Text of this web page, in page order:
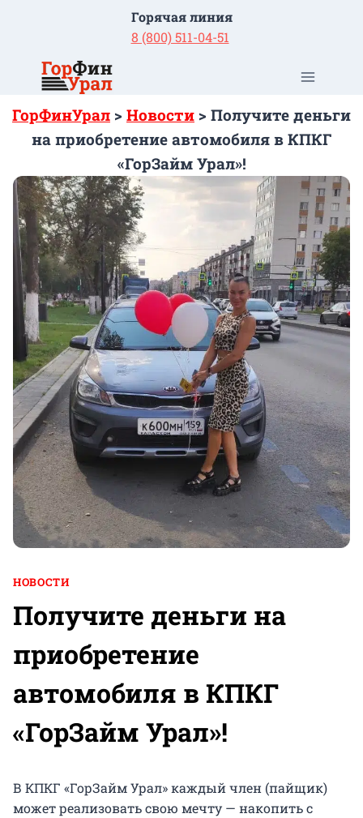
содержимому
Горячая линия
8 (800) 511-04-51
ГорФинУрал > Новости > Получите деньги
на приобретение автомобиля в КПКГ
«ГорЗайм Урал»!
НОВОСТИ
Получите деньги на
приобретение
автомобиля в КПКГ
«ГорЗайм Урал»!
В КПКГ «ГорЗайм Урал» каждый член (пайщик)
может реализовать свою мечту — накопить с